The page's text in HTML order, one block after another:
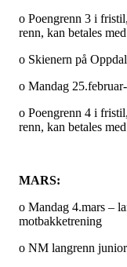
o Poengrenn 3 i
renn, kan betales
o Skienern på
o Mandag
o Poengrenn 4 i
renn, kan betales
MARS:
o Mandag 4.mars –
motbakketrening
o NM langrenn